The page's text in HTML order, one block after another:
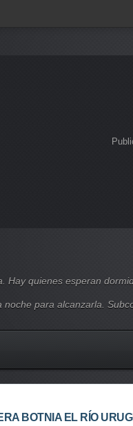
Hay quienes esperan
para alcanzarla.
BOTNIA EL RÍO